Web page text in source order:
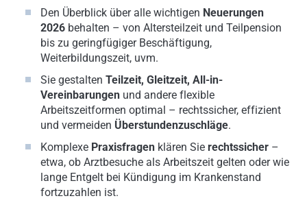
Den Überblick über alle wichtigen Neuerungen
2026 behalten – von Altersteilzeit und Teilpension
bis zu geringfügiger Beschäftigung,
Weiterbildungszeit, uvm.
Sie gestalten Teilzeit, Gleitzeit, All-in-
Vereinbarungen und andere flexible
Arbeitszeitformen optimal – rechtssicher, effizient
und vermeiden Überstundenzuschläge.
Komplexe Praxisfragen klären Sie rechtssicher –
etwa, ob Arztbesuche als Arbeitszeit gelten oder wie
lange Entgelt bei Kündigung im Krankenstand
fortzuzahlen ist.